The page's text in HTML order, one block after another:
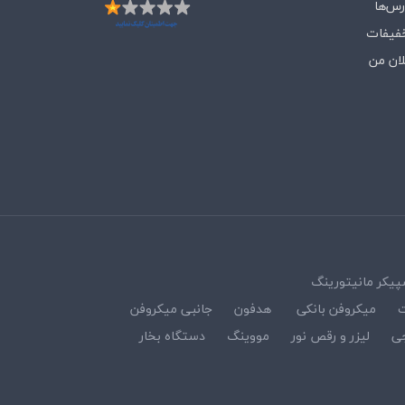
من
مانیتورینگ
میکروفن بانکی هدفون
جانبی میکروفن
لیزر و رقص نور مووینگ
دستگاه بخار